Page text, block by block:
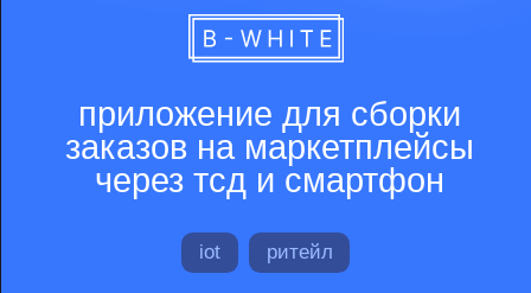
разработка
внутреннего сервиса